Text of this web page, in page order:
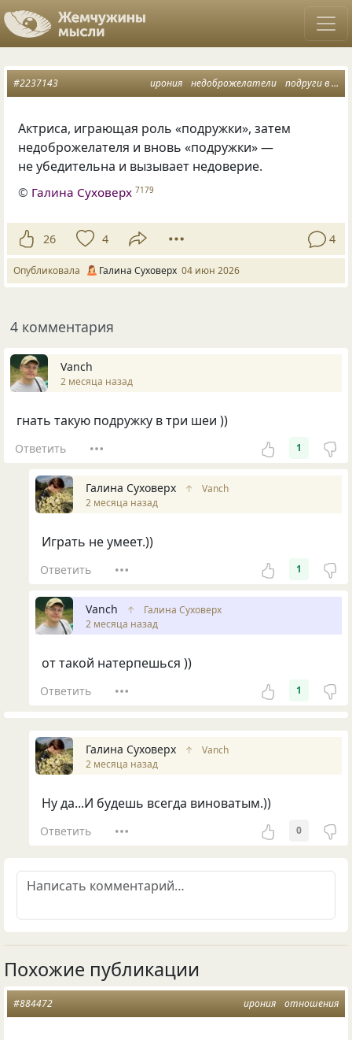
ирония недоброжелатели подруги в кавычках
#2237143
Актриса, играющая роль «подружки», затем
недоброжелателя и вновь «подружки» —
не убедительна и вызывает недоверие.
© Галина Суховерх 7179
26 4 4
Опубликовала Галина Суховерх 04 июн 2026
4 комментария
Vanch
2 месяца назад
гнать такую подружку в три шеи ))
Ответить 1
Галина Суховерх ↑
Vanch
2 месяца назад
Играть не умеет.))
Ответить 1
Vanch ↑
Галина Суховерх
2 месяца назад
от такой натерпешься ))
Ответить 1
Галина Суховерх ↑
Vanch
2 месяца назад
Ну да...И будешь всегда виноватым.))
Ответить 0
Похожие публикации
ирония отношения
#884472